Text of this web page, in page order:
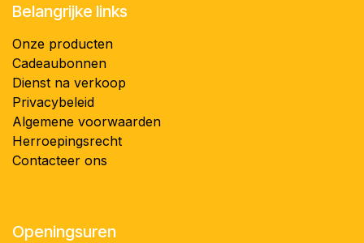
Belangrijke links
Onze producten
Cadeaubonnen
Dienst na verkoop
Privacybeleid
Algemene voorwaarden
Herroepingsrecht
Contacteer ons
Openingsuren